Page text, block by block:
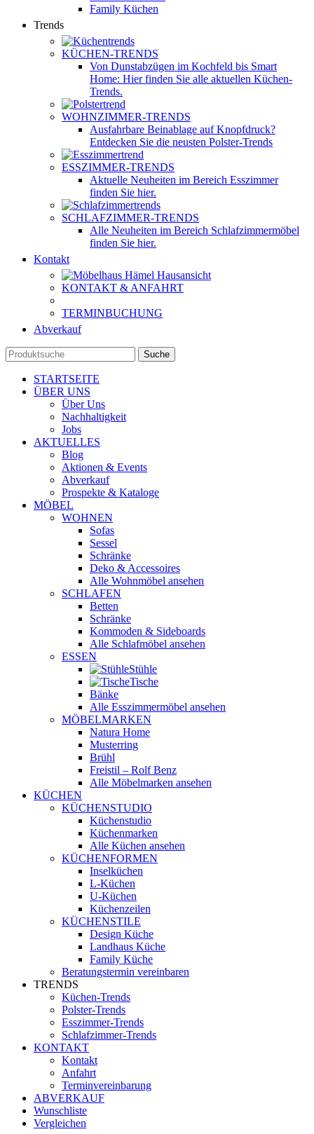
Family Küchen
Trends
KÜCHEN-TRENDS
Von Dunstabzügen im Kochfeld bis Smart
Home: Hier finden Sie alle aktuellen Küchen-
Trends.
WOHNZIMMER-TRENDS
Ausfahrbare Beinablage auf Knopfdruck?
Entdecken Sie die neusten Polster-Trends
ESSZIMMER-TRENDS
Aktuelle Neuheiten im Bereich Esszimmer
finden Sie hier.
SCHLAFZIMMER-TRENDS
Alle Neuheiten im Bereich Schlafzimmermöbel
finden Sie hier.
Kontakt
KONTAKT & ANFAHRT
TERMINBUCHUNG
Abverkauf
Suche
STARTSEITE
ÜBER UNS
Über Uns
Nachhaltigkeit
Jobs
AKTUELLES
Blog
Aktionen & Events
Abverkauf
Prospekte & Kataloge
MÖBEL
WOHNEN
Sofas
Sessel
Schränke
Deko & Accessoires
Alle Wohnmöbel ansehen
SCHLAFEN
Betten
Schränke
Kommoden & Sideboards
Alle Schlafmöbel ansehen
ESSEN
Stühle
Tische
Bänke
Alle Esszimmermöbel ansehen
MÖBELMARKEN
Natura Home
Musterring
Brühl
Freistil – Rolf Benz
Alle Möbelmarken ansehen
KÜCHEN
KÜCHENSTUDIO
Küchenstudio
Küchenmarken
Alle Küchen ansehen
KÜCHENFORMEN
Inselküchen
L-Küchen
U-Küchen
Küchenzeilen
KÜCHENSTILE
Design Küche
Landhaus Küche
Family Küche
Beratungstermin vereinbaren
TRENDS
Küchen-Trends
Polster-Trends
Esszimmer-Trends
Schlafzimmer-Trends
KONTAKT
Kontakt
Anfahrt
Terminvereinbarung
ABVERKAUF
Wunschliste
Vergleichen